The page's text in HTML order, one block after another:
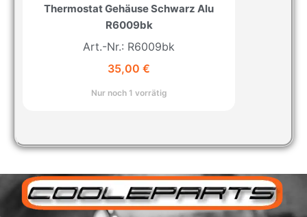
Thermostat Gehäuse Schwarz Alu
R6009bk
Art.-Nr.: R6009bk
35,00 €
Nur noch 1 vorrätig